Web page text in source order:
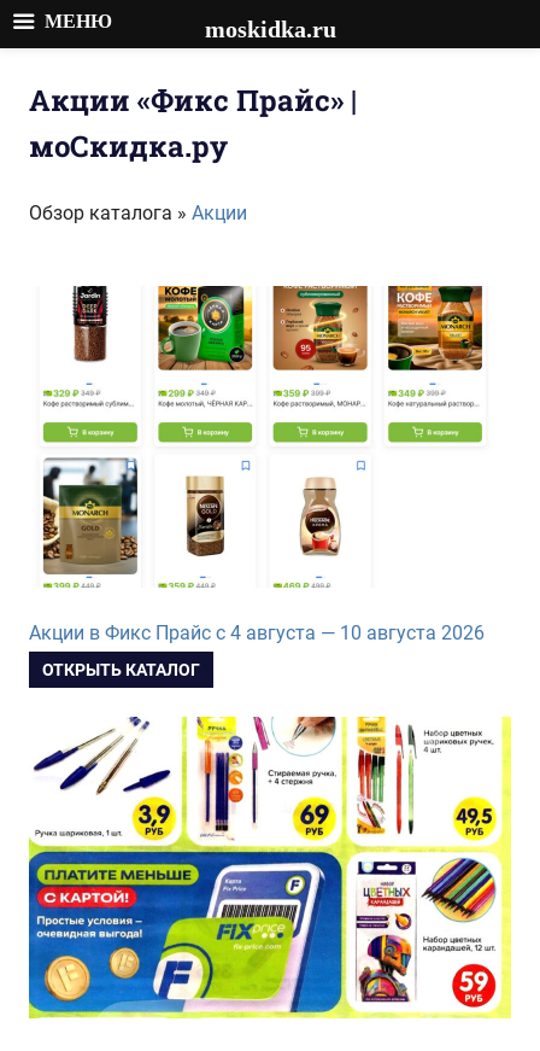
содержимому
Акции «Фикс Прайс» |
моСкидка.ру
Обзор каталога » Акции
Акции в Фикс Прайс с 4 августа — 10 августа 2026
ОТКРЫТЬ КАТАЛОГ
МЕНЮ moskidka.ru